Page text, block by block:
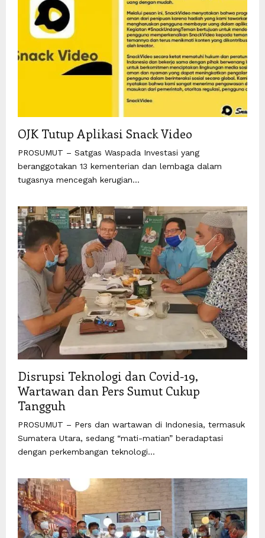
OJK Tutup Aplikasi Snack Video
PROSUMUT – Satgas Waspada Investasi yang
beranggotakan 13 kementerian dan lembaga dalam
tugasnya mencegah kerugian...
Disrupsi Teknologi dan Covid-19,
Wartawan dan Pers Sumut Cukup
Tangguh
PROSUMUT – Pers dan wartawan di Indonesia, termasuk
Sumatera Utara, sedang “mati-matian” beradaptasi
dengan perkembangan teknologi...